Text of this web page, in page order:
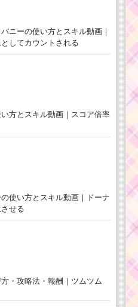
ニーの使い方とスキル動画｜
してカウントされる
方とスキル動画｜スコア倍率
使い方とスキル動画｜ドーナ
せる
・攻略法・報酬｜ツムツム